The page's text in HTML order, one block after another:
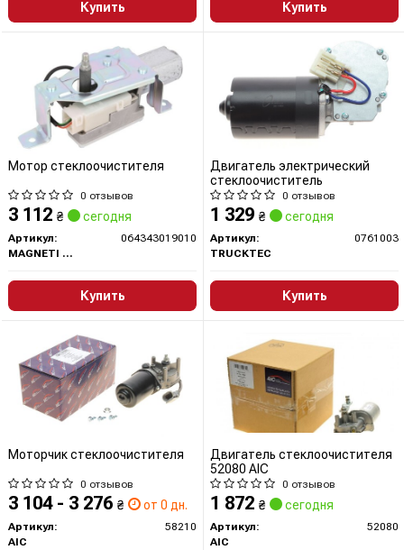
Купить Купить
Мотор стеклоочистителя
0 отзывов
3 112 ₴ сегодня
Артикул:
064343019010
MAGNETI MARELLI
Купить
Двигатель электрический
стеклоочиститель
0 отзывов
1 329 ₴ сегодня
Артикул:
0761003
TRUCKTEC
Купить
Моторчик стеклоочистителя
0 отзывов
3 104 - 3 276 ₴ от 0 дн.
Артикул:
58210
AIC
Двигатель стеклоочистителя
52080 AIC
0 отзывов
1 872 ₴ сегодня
Артикул:
52080
AIC